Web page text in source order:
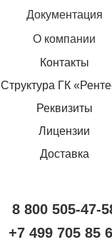
Документация
О компании
Контакты
Структура ГК
Реквизиты
Лицензии
Доставка
8 800 505-47-
+7 499 705 85